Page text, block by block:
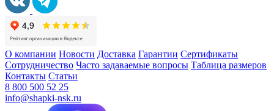
О компании Новости Доставка Гарантии Сертификаты
Сотрудничество Часто задаваемые вопросы Таблица размеров
Контакты Статьи
8 800 500 52 25
info@shapki-nsk.ru